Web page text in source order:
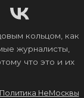
кольцом, как
журналисты,
что это и их
Политика НеМосквы